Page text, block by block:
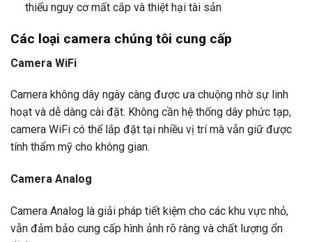
thiểu nguy cơ mất cắp và thiệt hại tài sản
Các loại camera chúng tôi cung cấp
Camera WiFi
Camera không dây ngày càng được ưa chuộng nhờ sự linh
hoạt và dễ dàng cài đặt. Không cần hệ thống dây phức tạp,
camera WiFi có thể lắp đặt tại nhiều vị trí mà vẫn giữ được
tính thẩm mỹ cho không gian.
Camera Analog
Camera Analog là giải pháp tiết kiệm cho các khu vực nhỏ,
vẫn đảm bảo cung cấp hình ảnh rõ ràng và chất lượng ổn